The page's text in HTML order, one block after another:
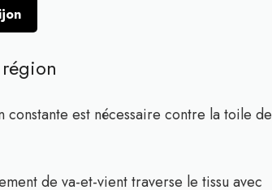
constante est nécessaire contre la toile de
de va-et-vient traverse le tissu avec